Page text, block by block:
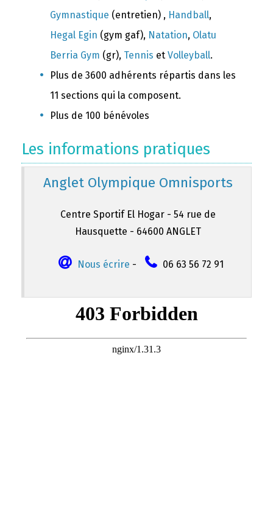
Gymnastique (entretien) , Handball,
Hegal Egin (gym gaf), Natation, Olatu
Berria Gym (gr), Tennis et Volleyball.
Plus de 3600 adhérents répartis dans les
11 sections qui la composent.
Plus de 100 bénévoles
Les informations pratiques
Anglet Olympique Omnisports
Centre Sportif El Hogar - 54 rue de
Hausquette - 64600 ANGLET
Nous écrire - 06 63 56 72 91